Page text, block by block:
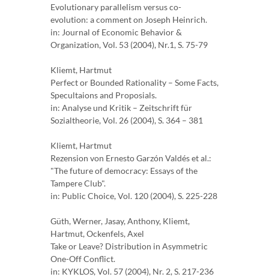
Evolutionary parallelism versus co-
evolution: a comment on Joseph Heinrich.
in: Journal of Economic Behavior &
Organization, Vol. 53 (2004), Nr.1, S. 75-79
Kliemt, Hartmut
Perfect or Bounded Rationality – Some Facts,
Specultaions and Proposials.
in: Analyse und Kritik – Zeitschrift für
Sozialtheorie, Vol. 26 (2004), S. 364 – 381
Kliemt, Hartmut
Rezension von Ernesto Garzón Valdés et al.:
"The future of democracy: Essays of the
Tampere Club".
in: Public Choice, Vol. 120 (2004), S. 225-228
Güth, Werner, Jasay, Anthony, Kliemt,
Hartmut, Ockenfels, Axel
Take or Leave? Distribution in Asymmetric
One-Off Conflict.
in: KYKLOS, Vol. 57 (2004), Nr. 2, S. 217-236